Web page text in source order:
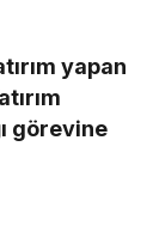
yapan
görevine